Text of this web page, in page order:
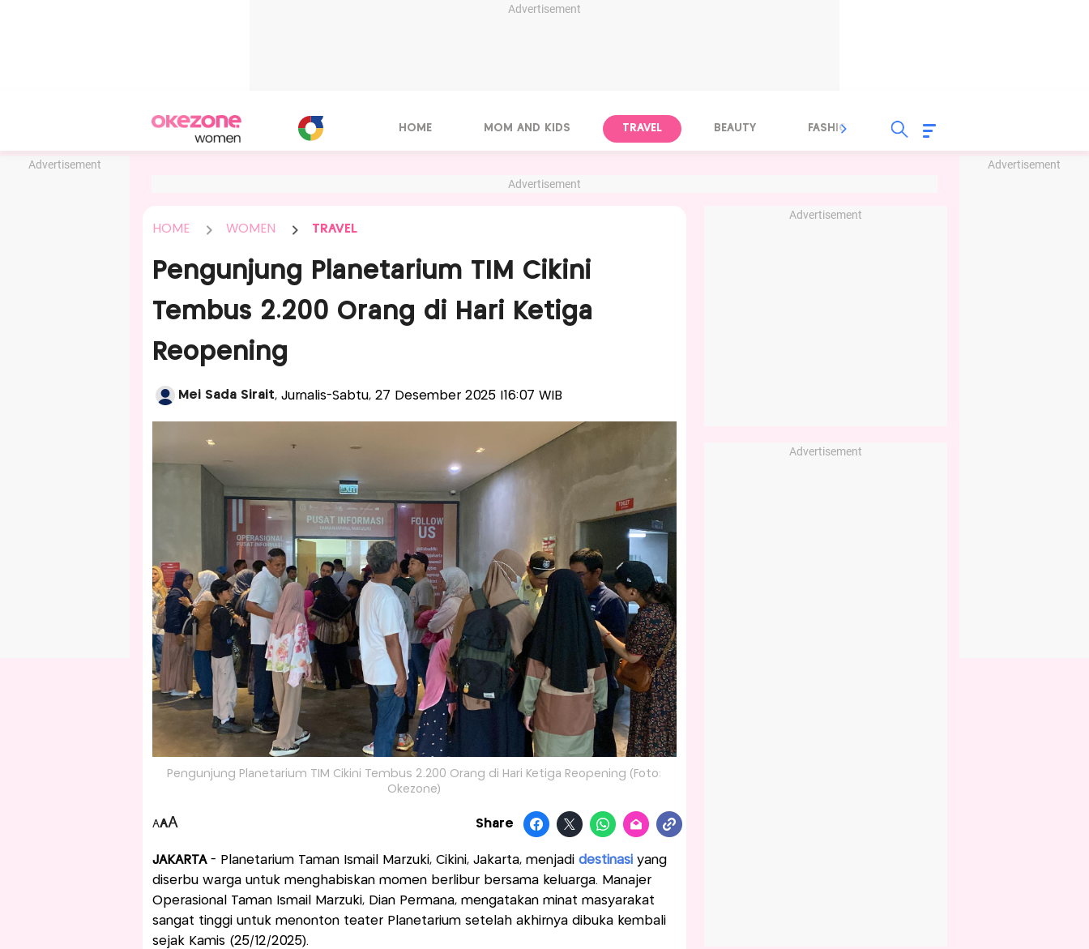
Advertisement
Advertisement Advertisement
HOME MOM AND KIDS TRAVEL BEAUTY FASHION FOOD
Advertisement
HOME WOMEN TRAVEL
Pengunjung Planetarium TIM Cikini
Tembus 2.200 Orang di Hari Ketiga
Reopening
Mei Sada Sirait, Jurnalis-Sabtu, 27 Desember 2025 |16:07 WIB
Pengunjung Planetarium TIM Cikini Tembus 2.200 Orang di Hari Ketiga Reopening (Foto:
Okezone)
AAA Share
JAKARTA - Planetarium Taman Ismail Marzuki, Cikini, Jakarta, menjadi destinasiyang
diserbu warga untuk menghabiskan momen berlibur bersama keluarga. Manajer
Operasional Taman Ismail Marzuki, Dian Permana, mengatakan minat masyarakat
sangat tinggi untuk menonton teater Planetarium setelah akhirnya dibuka kembali
sejak Kamis (25/12/2025).
Advertisement
Advertisement